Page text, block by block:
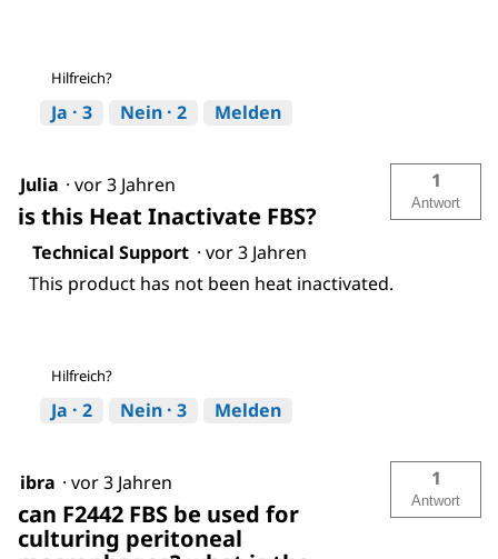
Hilfreich?
Ja · 3 Nein · 2 Melden
Julia · vor 3 Jahren
is this Heat Inactivate FBS?
1
Antwort
Technical Support · vor 3 Jahren
This product has not been heat inactivated.
Hilfreich?
Ja · 2 Nein · 3 Melden
ibra · vor 3 Jahren
can F2442 FBS be used for
culturing peritoneal
1
Antwort